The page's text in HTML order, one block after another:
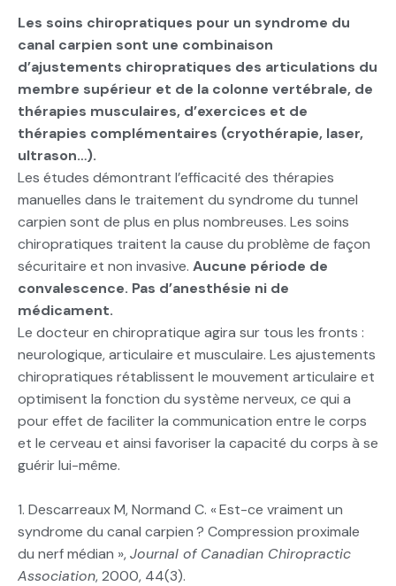
Les soins chiropratiques pour un syndrome du
canal carpien sont une combinaison
d’ajustements chiropratiques des articulations du
membre supérieur et de la colonne vertébrale, de
thérapies musculaires, d’exercices et de
thérapies complémentaires (cryothérapie, laser,
ultrason…).
Les études démontrant l’efficacité des thérapies
manuelles dans le traitement du syndrome du tunnel
carpien sont de plus en plus nombreuses. Les soins
chiropratiques traitent la cause du problème de façon
sécuritaire et non invasive. Aucune période de
convalescence. Pas d’anesthésie ni de
médicament.
Le docteur en chiropratique agira sur tous les fronts :
neurologique, articulaire et musculaire. Les ajustements
chiropratiques rétablissent le mouvement articulaire et
optimisent la fonction du système nerveux, ce qui a
pour effet de faciliter la communication entre le corps
et le cerveau et ainsi favoriser la capacité du corps à se
guérir lui-même.
1. Descarreaux M, Normand C. «Est-ce vraiment un
syndrome du canal carpien? Compression proximale
du nerf médian »,Journal of Canadian Chiropractic
Association, 2000, 44(3).